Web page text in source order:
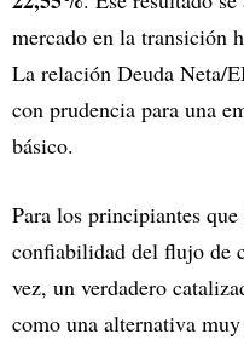
mercado en la transición
La relación Deuda Neta/
con prudencia para una
básico.
Para los principiantes
confiabilidad del flujo de
vez, un verdadero
como una alternativa